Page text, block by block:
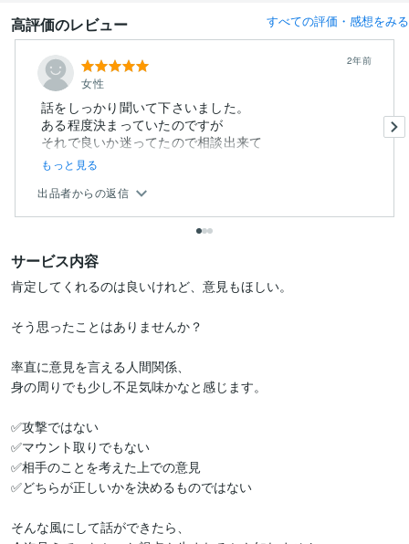
高評価のレビュー すべての評価・感想をみる
女性
2年前
話をしっかり聞いて下さいました。
ある程度決まっていたのですが
それで良いか迷ってたので相談出来て
もっと見る
出品者からの返信
サービス内容
肯定してくれるのは良いけれど、意見もほしい。
そう思ったことはありませんか？
率直に意見を言える人間関係、
身の周りでも少し不足気味かなと感じます。
✅攻撃ではない
✅マウント取りでもない
✅相手のことを考えた上での意見
✅どちらが正しいかを決めるものではない
そんな風にして話ができたら、